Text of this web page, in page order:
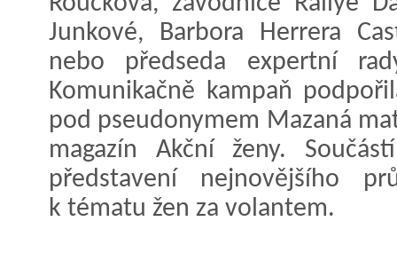
Junkové, Barbora Herrera
nebo předseda expertní
Komunikačně kampaň
pod pseudonymem Mazaná
magazín Akční ženy.
představení nejnovějšího
k tématu žen za volantem.